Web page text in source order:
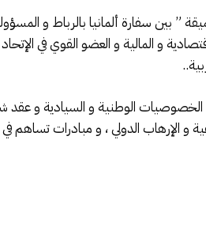
سفارة ألمانيا بالرباط و
و المالية و العضو القوي في
الخصوصيات الوطنية و السيادية و
و الإرهاب الدولي ، و مبادرات تساهم